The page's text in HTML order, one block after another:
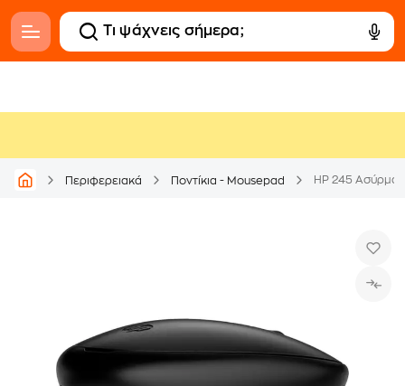
Περιφερειακά Ποντίκια - Mousepad HP 245